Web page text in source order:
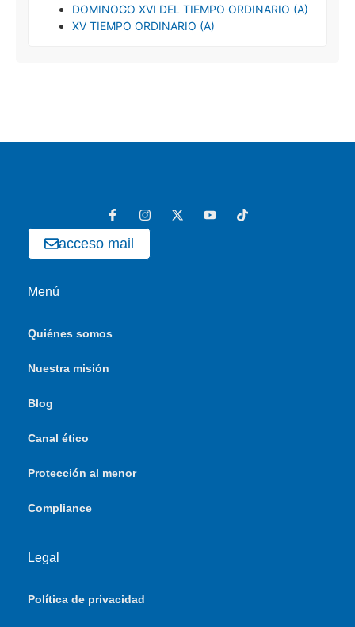
DOMINOGO XVI DEL TIEMPO ORDINARIO (A)
XV TIEMPO ORDINARIO (A)
acceso mail
Menú
Quiénes somos
Nuestra misión
Blog
Canal ético
Protección al menor
Compliance
Legal
Política de privacidad